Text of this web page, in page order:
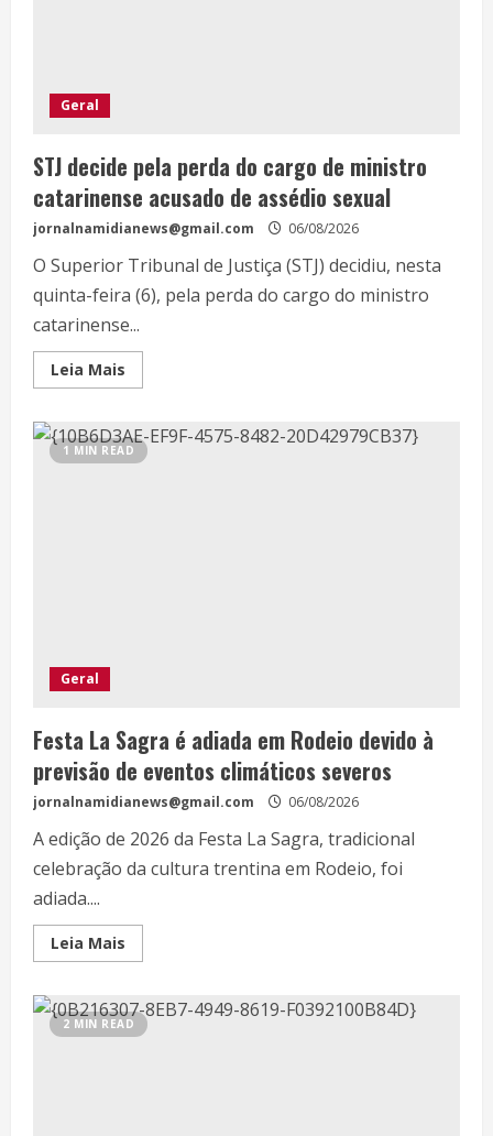
Geral
STJ decide pela perda do cargo de ministro
catarinense acusado de assédio sexual
jornalnamidianews@gmail.com 06/08/2026
O Superior Tribunal de Justiça (STJ) decidiu, nesta
quinta-feira (6), pela perda do cargo do ministro
catarinense...
Leia Mais
1 MIN READ
Geral
Festa La Sagra é adiada em Rodeio devido à
previsão de eventos climáticos severos
jornalnamidianews@gmail.com 06/08/2026
A edição de 2026 da Festa La Sagra, tradicional
celebração da cultura trentina em Rodeio, foi
adiada....
Leia Mais
2 MIN READ